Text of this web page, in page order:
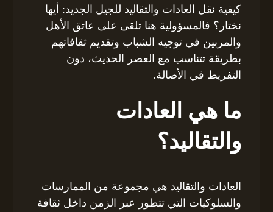
كيفية نقل العادات والتقاليد للجيل الجديد: أيها
نختار؟ فالمسؤولية هنا تلقى على عاتق الأهل
والمربين في توجيه الشباب وتقديم ثقافاتهم
بطريقة تتناسب مع العصر الحديث، دون
التفريط في الأصالة.
ما هي العادات
والتقاليد؟
العادات والتقاليد هي مجموعة من الممارسات
والسلوكيات التي تتطور عبر الزمن داخل ثقافة